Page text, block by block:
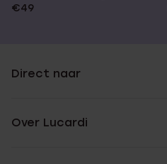
€49
Direct naar
Over Lucardi